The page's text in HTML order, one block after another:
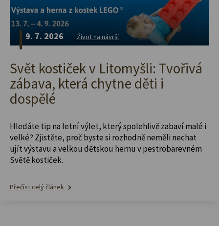
9. 7. 2026 Život na návrší
Svět kostiček v Litomyšli: Tvořivá
zábava, která chytne děti i
dospělé
Hledáte tip na letní výlet, který spolehlivě zabaví malé i
velké? Zjistěte, proč byste si rozhodně neměli nechat
ujít výstavu a velkou dětskou hernu v pestrobarevném
Světě kostiček.
Přečíst celý článek